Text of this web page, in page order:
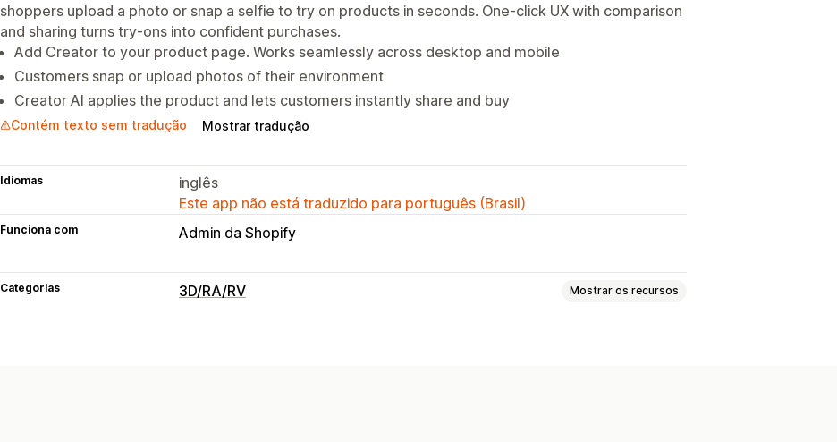
shoppers upload a photo or snap a selfie to try on products in seconds. One-click UX with comparison
and sharing turns try-ons into confident purchases.
Add Creator to your product page. Works seamlessly across desktop and mobile
Customers snap or upload photos of their environment
Creator AI applies the product and lets customers instantly share and buy
Contém texto sem tradução Mostrar tradução
Idiomas
inglês
Este app não está traduzido para português (Brasil)
Funciona com Admin da Shopify
Categorias 3D/RA/RV Mostrar os recursos